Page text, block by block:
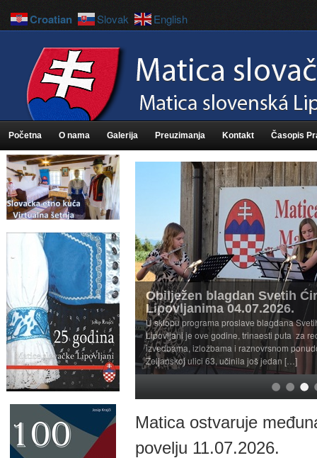
Početna O nama Galerija Preuzimanja Kontakt Časopis
Obilježen blagdan Svetih
Lipovljanima 04.07.2026.
U sklopu programa proslave blagdana
Lipovljani je ove godine, trinaesti puta za
izvedbama, izložbama i raznovrsnom
Željanskoj ulici 63, učinila još jedan […]
Matica ostvaruje
povelju 11.07.2026.
Croatian Slovak English